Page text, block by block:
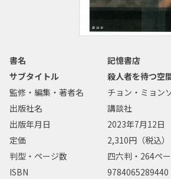
書名
記憶書店
サブタイトル
殺人者を待つ空
監修・編集・著者名
チョン・ミョ
出版社名
講談社
出版年月日
2023年7月12日
定価
2,310円（税込）
判型・ページ数
四六判・264ペ
ISBN
9784065289440